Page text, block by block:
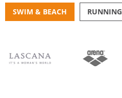
SWIM & BEACH RUNNING